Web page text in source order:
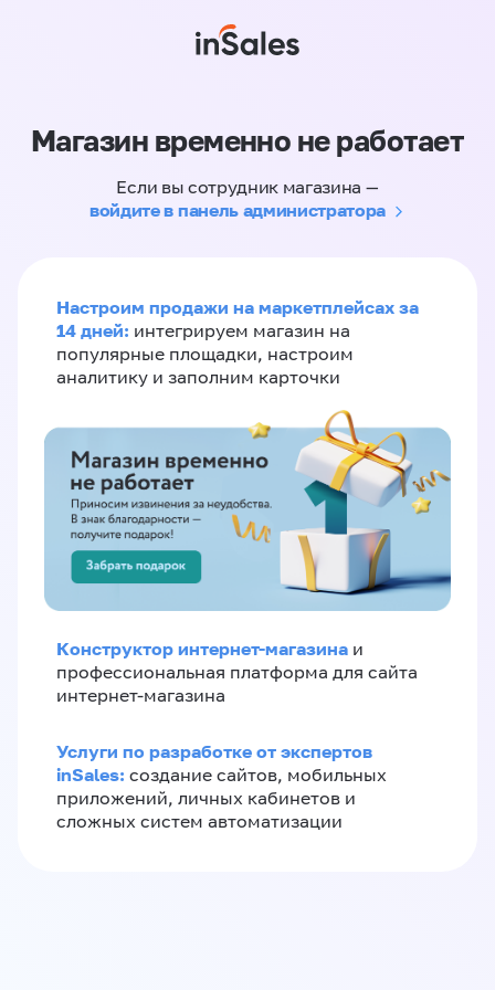
Магазин временно не работает
Если вы сотрудник магазина —
войдите в панель администратора
Настроим продажи на маркетплейсах за
14 дней: интегрируем магазин на
популярные площадки, настроим
аналитику и заполним карточки
Конструктор интернет-магазина и
профессиональная платформа для сайта
интернет-магазина
Услуги по разработке от экспертов
inSales: создание сайтов, мобильных
приложений, личных кабинетов и
сложных систем автоматизации